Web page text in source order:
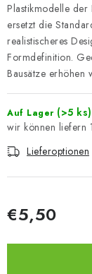
Über uns
Versand und
Großhandel
Art Scale
Plastikmodelle der
ersetzt die
realistischeres
Formdefinition.
Bausätze erhöhen
Auf Lager (>5 ks)
Lieferoptionen
€5,50